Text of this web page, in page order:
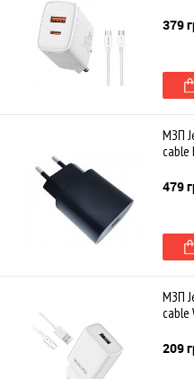
379
МЗП
cable
479
МЗП
cable
209